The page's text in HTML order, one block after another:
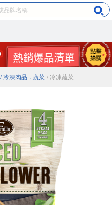
/ 冷凍肉品．蔬菜 / 冷凍蔬菜